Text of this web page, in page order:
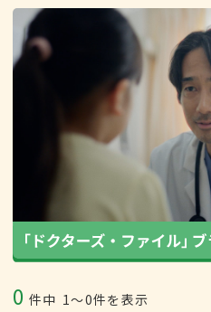
0 件中 1〜0件を表示